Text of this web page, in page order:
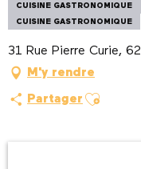
CUISINE GASTRONOMIQUE
CUISINE GASTRONOMIQUE
31 Rue Pierre Curie,
M'y rendre
Partager Ajouter